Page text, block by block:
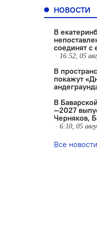
НОВОСТИ
В
соединят с
16:52, 05
В
покажут
В
—2027
Черняков,
6:10, 05
Все новости